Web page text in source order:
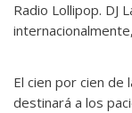
Radio Lollipop. DJ
El cien por cien
destinará a los